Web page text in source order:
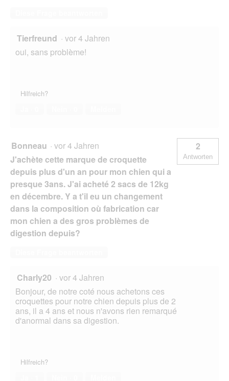
Tierfreund · vor 4 Jahren
oui, sans problème!
Hilfreich?
Bonneau · vor 4 Jahren
J'achète cette marque de croquette
depuis plus d'un an pour mon chien qui a
presque 3ans. J'ai acheté 2 sacs de 12kg
en décembre. Y a t'il eu un changement
dans la composition où fabrication car
mon chien a des gros problèmes de
digestion depuis?
2
Antworten
Charly20 · vor 4 Jahren
Bonjour, de notre coté nous achetons ces
croquettes pour notre chien depuis plus de 2
ans, il a 4 ans et nous n'avons rien remarqué
d'anormal dans sa digestion.
Hilfreich?